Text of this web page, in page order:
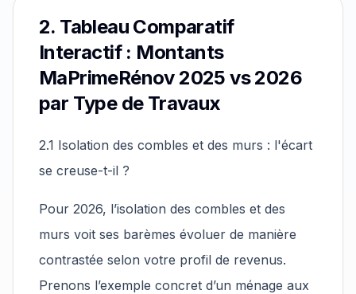
2. Tableau Comparatif
Interactif : Montants
MaPrimeRénov 2025 vs 2026
par Type de Travaux
2.1 Isolation des combles et des murs : l'écart
se creuse-t-il ?
Pour 2026, l’isolation des combles et des
murs voit ses barèmes évoluer de manière
contrastée selon votre profil de revenus.
Prenons l’exemple concret d’un ménage aux